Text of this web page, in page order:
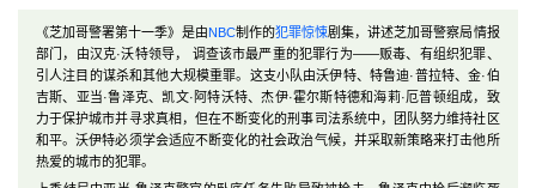
《芝加哥警署第十一季》是由NBC制作的犯罪惊悚剧集，讲述芝加哥警察局情报
部门，由汉克·沃特领导， 调查该市最严重的犯罪行为——贩毒、有组织犯罪、
引人注目的谋杀和其他大规模重罪。这支小队由沃伊特、特鲁迪·普拉特、金·伯
吉斯、亚当·鲁泽克、凯文·阿特沃特、杰伊·霍尔斯特德和海莉·厄普顿组成，致
力于保护城市并寻求真相，但在不断变化的刑事司法系统中，团队努力维持社区
和平。沃伊特必须学会适应不断变化的社会政治气候，并采取新策略来打击他所
热爱的城市的犯罪。